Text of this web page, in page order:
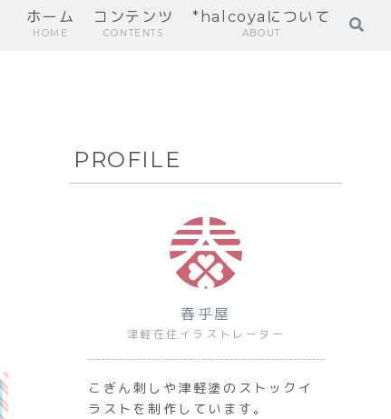
ホーム
HOME
コンテンツ
CONTENTS
*halcoyaについて
ABOUT
PROFILE
春乎屋
津軽在住イラストレーター
こぎん刺しや津軽塗のストックイ
ラストを制作しています。